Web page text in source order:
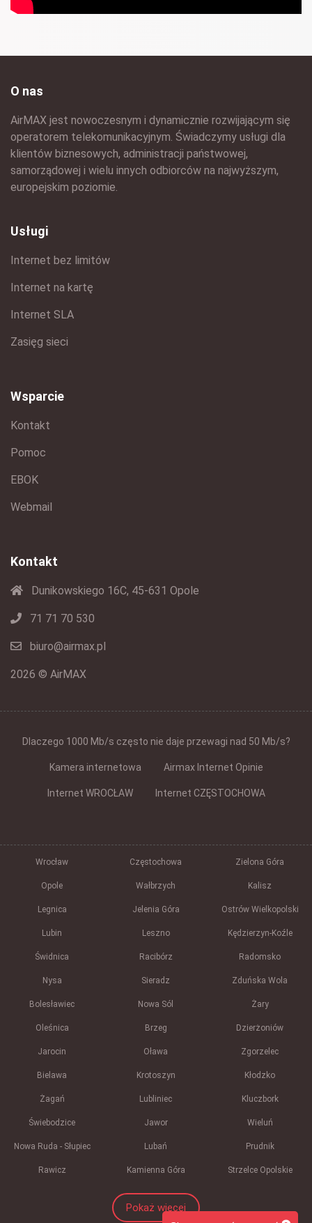
O nas
AirMAX jest nowoczesnym i dynamicznie rozwijającym się
operatorem telekomunikacyjnym. Świadczymy usługi dla
klientów biznesowych, administracji państwowej,
samorządowej i wielu innych odbiorców na najwyższym,
europejskim poziomie.
Usługi
Internet bez limitów
Internet na kartę
Internet SLA
Zasięg sieci
Wsparcie
Kontakt
Pomoc
EBOK
Webmail
Kontakt
Dunikowskiego 16C, 45-631 Opole
71 71 70 530
biuro@airmax.pl
2026 © AirMAX
Dlaczego 1000 Mb/s często nie daje przewagi nad 50 Mb/s?
Kamera internetowa Airmax Internet Opinie
Internet WROCŁAW Internet CZĘSTOCHOWA
Wrocław Częstochowa Zielona Góra
Opole Wałbrzych Kalisz
Legnica Jelenia Góra Ostrów Wielkopolski
Lubin Leszno Kędzierzyn-Koźle
Świdnica Racibórz Radomsko
Nysa Sieradz Zduńska Wola
Bolesławiec Nowa Sól Żary
Oleśnica Brzeg Dzierżoniów
Jarocin Oława Zgorzelec
Bielawa Krotoszyn Kłodzko
Żagań Lubliniec Kluczbork
Świebodzice Jawor Wieluń
Nowa Ruda - Słupiec Lubań Prudnik
Rawicz Kamienna Góra Strzelce Opolskie
Pokaż więcej